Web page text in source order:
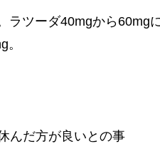
ラツーダ40mgから60mg
んだ方が良いとの事